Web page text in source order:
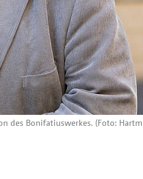
des Bonifatiuswerkes. (Foto: